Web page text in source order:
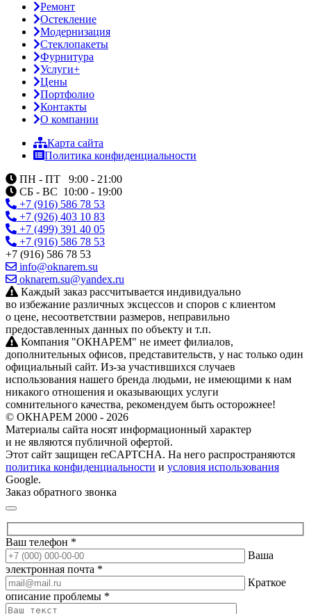
Ремонт
Остекление
Модернизация
Стеклопакеты
Фурнитура
Услуги+
Цены
Портфолио
Контакты
О компании
Карта сайта
Политика конфиденциальности
ПН - ПТ 9:00 - 21:00
СБ - ВС 10:00 - 19:00
+7 (916) 586 78 53
+7 (926) 403 10 83
+7 (499) 391 40 05
+7 (916) 586 78 53
+7 (916) 586 78 53
info@oknarem.su
oknarem.su@yandex.ru
Каждый заказ рассчитывается индивидуально
во избежание различных эксцессов и споров с клиентом
о цене, несоответствии размеров, неправильно
предоставленных данных по объекту и т.п.
Компания "ОКНАРЕМ" не имеет филиалов,
дополнительных офисов, представительств, у нас только один
официальный сайт. Из‑за участившихся случаев
использования нашего бренда людьми, не имеющими к нам
никакого отношения и оказывающих услуги
сомнительного качества, рекомендуем быть осторожнее!
© ОКНАРЕМ 2000 - 2026
Материалы сайта носят информационный характер
и не являются публичной офертой.
Этот сайт защищен reCAPTCHA. На него распространяются
политика конфиденциальности и условия использования
Google.
Заказ обратного звонка
Ваш телефон *
Ваша
электронная почта *
Краткое
описание проблемы *